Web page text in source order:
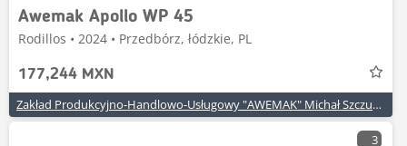
Awemak Apollo WP 45
Rodillos • 2024 • Przedbórz, łódzkie, PL
177,244 MXN
Zakład Produkcyjno-Handlowo-Usługowy "AWEMAK" Michał Szczuraszek
3